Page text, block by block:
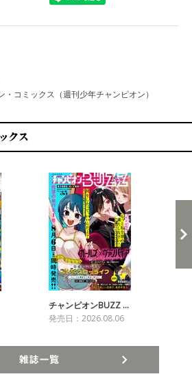
コミックス（週刊少年チャンピオン）
チャンピオンBUZZ …
発売日：2026.08.06